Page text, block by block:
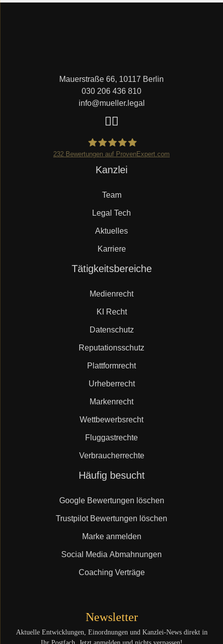
Mauerstraße 66, 10117 Berlin
030 206 436 810
info@mueller.legal
Mueller.legal
232 Bewertungen auf ProvenExpert.com
Kanzlei
Team
Legal Tech
Aktuelles
Karriere
Tätigkeitsbereiche
Medienrecht
KI Recht
Datenschutz
Reputationsschutz
Plattformrecht
Urheberrecht
Markenrecht
Wettbewerbsrecht
Fluggastrechte
Verbraucherrechte
Häufig besucht
Google Bewertungen löschen
Trustpilot Bewertungen löschen
Marke anmelden
Social Media Abmahnungen
Coaching Verträge
Newsletter
Aktuelle Entwicklungen, Einordnungen und Kanzlei-News direkt in